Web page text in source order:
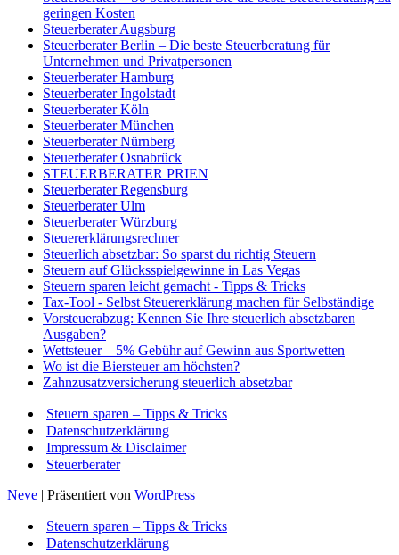
geringen Kosten
Steuerberater Augsburg
Steuerberater Berlin – Die beste Steuerberatung für
Unternehmen und Privatpersonen
Steuerberater Hamburg
Steuerberater Ingolstadt
Steuerberater Köln
Steuerberater München
Steuerberater Nürnberg
Steuerberater Osnabrück
STEUERBERATER PRIEN
Steuerberater Regensburg
Steuerberater Ulm
Steuerberater Würzburg
Steuererklärungsrechner
Steuerlich absetzbar: So sparst du richtig Steuern
Steuern auf Glücksspielgewinne in Las Vegas
Steuern sparen leicht gemacht - Tipps & Tricks
Tax-Tool - Selbst Steuererklärung machen für Selbständige
Vorsteuerabzug: Kennen Sie Ihre steuerlich absetzbaren
Ausgaben?
Wettsteuer – 5% Gebühr auf Gewinn aus Sportwetten
Wo ist die Biersteuer am höchsten?
Zahnzusatzversicherung steuerlich absetzbar
Steuern sparen – Tipps & Tricks
Datenschutzerklärung
Impressum & Disclaimer
Steuerberater
Neve | Präsentiert von WordPress
Steuern sparen – Tipps & Tricks
Datenschutzerklärung